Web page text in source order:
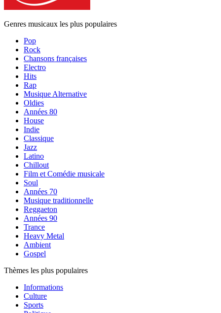
Genres musicaux les plus populaires
Pop
Rock
Chansons françaises
Electro
Hits
Rap
Musique Alternative
Oldies
Années 80
House
Indie
Classique
Jazz
Latino
Chillout
Film et Comédie musicale
Soul
Années 70
Musique traditionnelle
Reggaeton
Années 90
Trance
Heavy Metal
Ambient
Gospel
Thèmes les plus populaires
Informations
Culture
Sports